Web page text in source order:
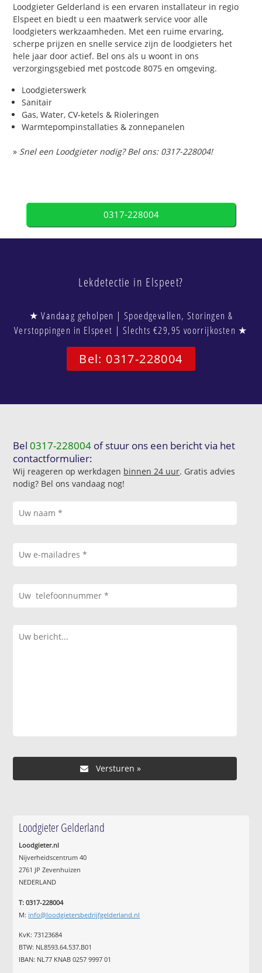
Loodgieter Gelderland is een ervaren installateur in regio
Elspeet en biedt u een maatwerk service voor alle
loodgieters werkzaamheden. Met een ruime ervaring,
scherpe prijzen en snelle service zijn de loodgieters het
hele jaar door actief. Bel ons als u woont in ons
verzorgingsgebied met postcode 8075 en omgeving.
Loodgieterswerk
Sanitair
Gas, Water, CV-ketels & Rioleringen
Warmtepompinstallaties & zonnepanelen
» Snel een Loodgieter nodig? Bel ons: 0317-228004!
0317-228004
Lekdetectie in Elspeet?
★ Vandaag geholpen | Spoedgevallen, Storingen &
Verstoppingen in Elspeet | Slechts €29,95 voorrijkosten ★
Bel: 0317-228004
Bel0317-228004 of stuur ons een bericht via het
contactformulier:
Wij reageren op werkdagen binnen 24 uur. Gratis advies
nodig? Bel ons vandaag nog!
Loodgieter Gelderland
Loodgieter.nl
Nijverheidscentrum 40
2761 JP Zevenhuizen
NEDERLAND
T: 0317-228004
M: info@loodgietersbedrijfgelderland.nl
KvK: 73123684
BTW: NL8593.64.537.B01
IBAN: NL77 KNAB 0257 9997 01